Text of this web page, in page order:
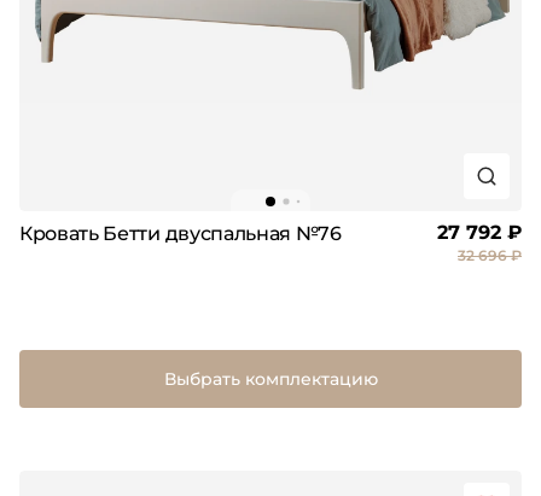
Кровать Бетти двуспальная №76 27 792 ₽
32 696 ₽
Выбрать комплектацию